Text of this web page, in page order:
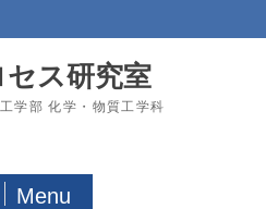
ス研究室
学部 化学・物質工学科
Menu